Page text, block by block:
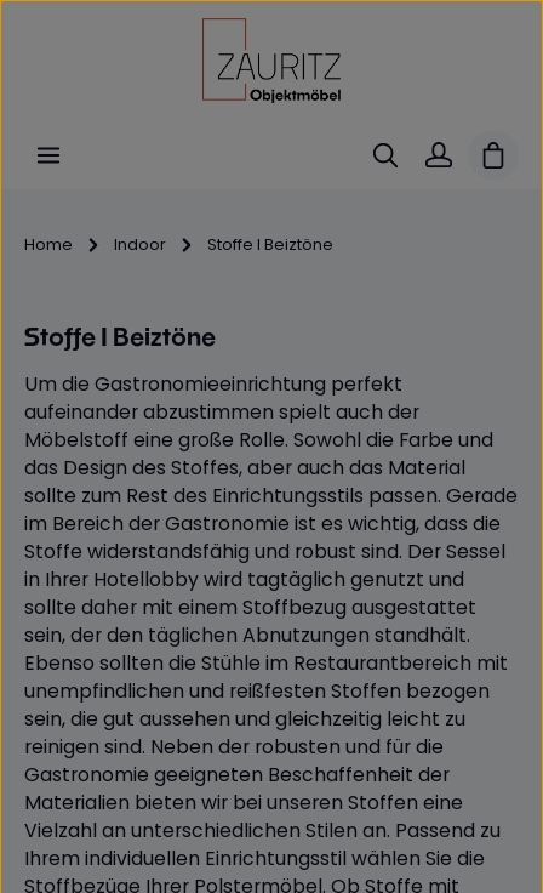
Zum Hauptinhalt springen
Home Indoor Stoffe I Beiztöne
Stoffe I Beiztöne
Um die Gastronomieeinrichtung perfekt
aufeinander abzustimmen spielt auch der
Möbelstoff eine große Rolle. Sowohl die Farbe und
das Design des Stoffes, aber auch das Material
sollte zum Rest des Einrichtungsstils passen. Gerade
im Bereich der Gastronomie ist es wichtig, dass die
Stoffe widerstandsfähig und robust sind. Der Sessel
in Ihrer Hotellobby wird tagtäglich genutzt und
sollte daher mit einem Stoffbezug ausgestattet
sein, der den täglichen Abnutzungen standhält.
Ebenso sollten die Stühle im Restaurantbereich mit
unempfindlichen und reißfesten Stoffen bezogen
sein, die gut aussehen und gleichzeitig leicht zu
reinigen sind. Neben der robusten und für die
Gastronomie geeigneten Beschaffenheit der
Materialien bieten wir bei unseren Stoffen eine
Vielzahl an unterschiedlichen Stilen an. Passend zu
Ihrem individuellen Einrichtungsstil wählen Sie die
Stoffbezüge Ihrer Polstermöbel. Ob Stoffe mit